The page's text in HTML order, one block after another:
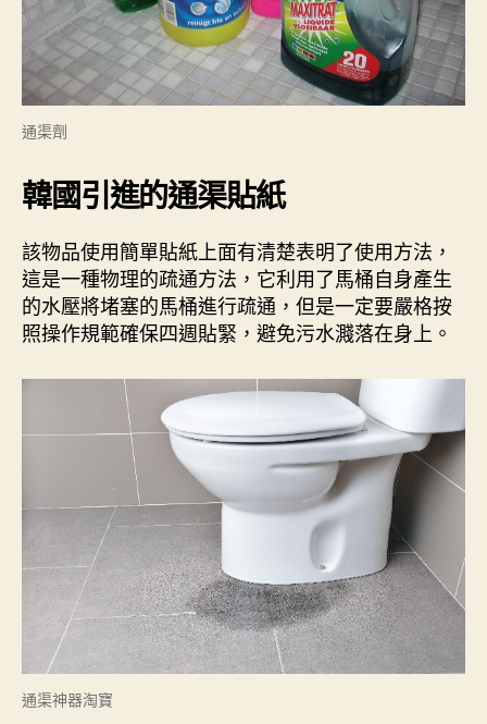
通渠劑
韓國引進的通渠貼紙
該物品使用簡單貼紙上面有清楚表明了使用方法，
這是一種物理的疏通方法，它利用了馬桶自身產生
的水壓將堵塞的馬桶進行疏通，但是一定要嚴格按
照操作規範確保四週貼緊，避免污水濺落在身上。
通渠神器淘寶